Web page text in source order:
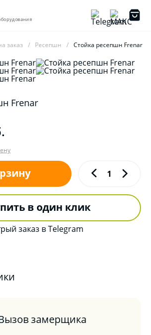
заказ Ресепшн Стойка ресепшн Frenar
Frenar
в один клик
заказ в Telegram
замерщика